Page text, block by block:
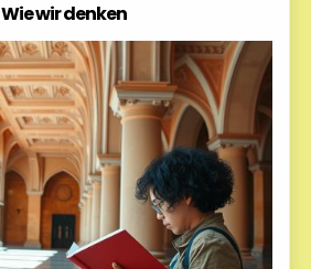
Wie wir denken